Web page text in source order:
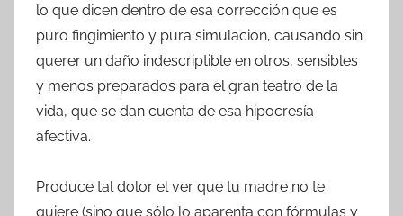
lo que dicen dentro de esa corrección que es
puro fingimiento y pura simulación, causando sin
querer un daño indescriptible en otros, sensibles
y menos preparados para el gran teatro de la
vida, que se dan cuenta de esa hipocresía
afectiva.
Produce tal dolor el ver que tu madre no te
quiere (sino que sólo lo aparenta con fórmulas y